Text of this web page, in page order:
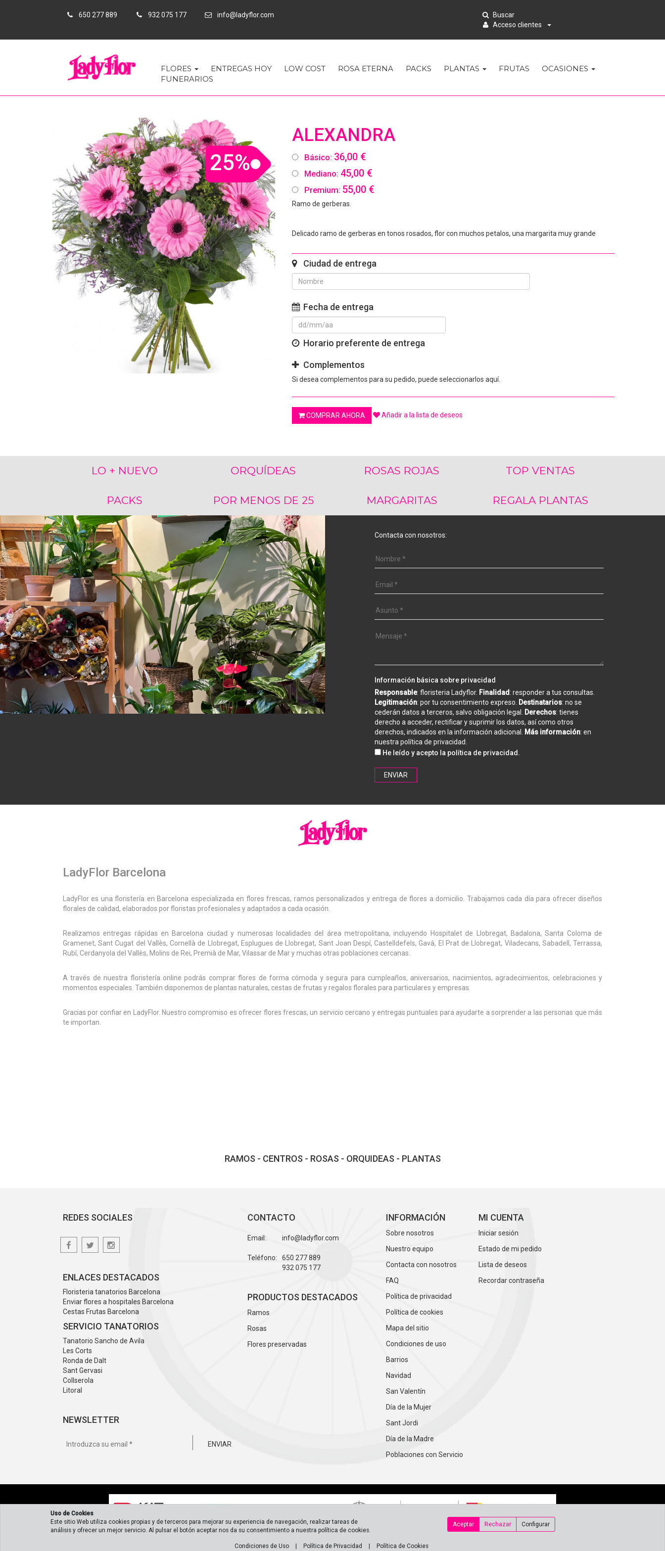
650 277 889 932 075 177 info@ladyflor.com
Buscar
Acceso clientes
FLORES ENTREGAS HOY LOW COST ROSA ETERNA PACKS PLANTAS FRUTAS
OCASIONES
FUNERARIOS
25%
ALEXANDRA
Básico: 36,00 €
Mediano: 45,00 €
Premium: 55,00 €
Ramo de gerberas.
Delicado ramo de gerberas en tonos rosados, flor con muchos petalos, una margarita muy grande
Ciudad de entrega
Fecha de entrega
Horario preferente de entrega
Complementos
Si desea complementos para su pedido, puede seleccionarlos aquí.
COMPRAR AHORA Añadir a la lista de deseos
LO + NUEVO ORQUÍDEAS ROSAS ROJAS TOP VENTAS
PACKS POR MENOS DE 25 MARGARITAS REGALA PLANTAS
Contacta con nosotros:
Información básica sobre privacidad
Responsable: floristeria Ladyflor. Finalidad : responder a tus consultas.
Legitimación: por tu consentimiento expreso. Destinatarios: no se
cederán datos a terceros, salvo obligación legal.
Derechos: tienes
derecho a acceder, rectificar y suprimir los datos, así como otros
derechos, indicados en la información adicional.
Más información: en
nuestra política de privacidad
He leído y acepto la política de privacidad .
ENVIAR
LadyFlor Barcelona
LadyFlor es una floristería en Barcelona especializada en flores frescas, ramos personalizados y entrega de flores a domicilio. Trabajamos cada día para ofrecer diseños
florales de calidad, elaborados por floristas profesionales y adaptados a cada ocasión.
Realizamos entregas rápidas en Barcelona ciudad y numerosas localidades del área metropolitana, incluyendo Hospitalet de Llobregat, Badalona, Santa Coloma de
Gramenet, Sant Cugat del Vallès, Cornellà de Llobregat, Esplugues de Llobregat, Sant Joan Despí, Castelldefels, Gavà, El Prat de Llobregat, Viladecans, Sabadell, Terrassa,
Rubí, Cerdanyola del Vallès, Molins de Rei, Premià de Mar, Vilassar de Mar y muchas otras poblaciones cercanas.
A través de nuestra floristería online podrás comprar flores de forma cómoda y segura para cumpleaños, aniversarios, nacimientos, agradecimientos, celebraciones y
momentos especiales. También disponemos de plantas naturales, cestas de frutas y regalos florales para particulares y empresas.
Gracias por confiar en LadyFlor. Nuestro compromiso es ofrecer flores frescas, un servicio cercano y entregas puntuales para ayudarte a sorprender a las personas que más
te importan.
RAMOS - CENTROS - ROSAS - ORQUIDEAS - PLANTAS
REDES SOCIALES
ENLACES DESTACADOS
Floristeria tanatorios Barcelona
Enviar flores a hospitales Barcelona
Cestas Frutas Barcelona
SERVICIO TANATORIOS
Tanatorio Sancho de Avila
Les Corts
Ronda de Dalt
Sant Gervasi
Collserola
Litoral
NEWSLETTER
ENVIAR
CONTACTO
Email: info@ladyflor.com
Teléfono:
650 277 889
932 075 177
PRODUCTOS DESTACADOS
Ramos
Rosas
Flores preservadas
INFORMACIÓN
Sobre nosotros
Nuestro equipo
Contacta con nosotros
FAQ
Política de privacidad
Política de cookies
Mapa del sitio
Condiciones de uso
Barrios
Navidad
San Valentín
Día de la Mujer
Sant Jordi
Día de la Madre
Poblaciones con Servicio
MI CUENTA
Iniciar sesión
Estado de mi pedido
Lista de deseos
Recordar contraseña
Uso de Cookies
Este sitio Web utiliza cookies propias y de terceros para mejorar su experiencia de navegación, realizar tareas de
análisis y ofrecer un mejor servicio. Al pulsar el botón aceptar nos da su consentimiento a nuestra política de cookies.
Aceptar Rechazar Configurar
Condiciones de Uso Política de Privacidad Política de Cookies